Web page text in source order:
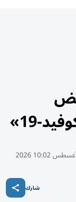
19»
شارك